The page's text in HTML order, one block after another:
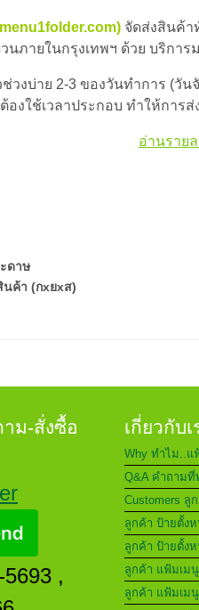
จัดส่งสินค้า
นภายในกรุงเทพฯ ด้วย บริการ
วงบ่าย 2-3 ของวันทำการ (วัน
องใช้เวลาประกอบ ทำให้การ
อ่านราย
ดาษ
ค้า (กxยxส)
ม-สั่งซื้อ
,
เกี่ยวกับ
Why ทำไม..แ
Q&A คำถามที่
Customers ลู
ลูกค้า ป้ายตั้ง
ลูกค้า ป้ายตั้ง
ลูกค้า แฟ้มเม
ลูกค้า แฟ้มเม